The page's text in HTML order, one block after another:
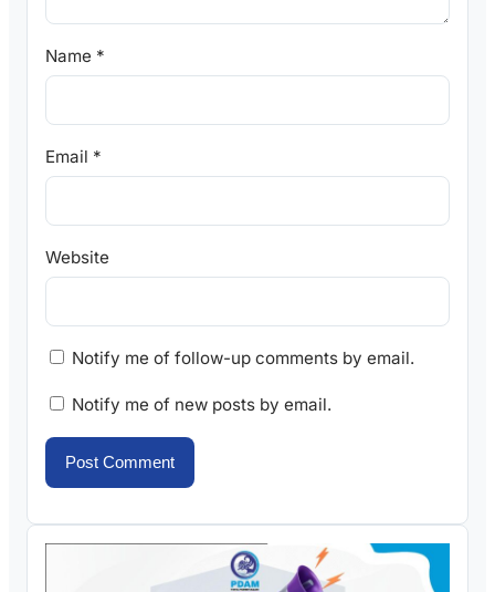
Name *
Email *
Website
Notify me of follow-up comments by email.
Notify me of new posts by email.